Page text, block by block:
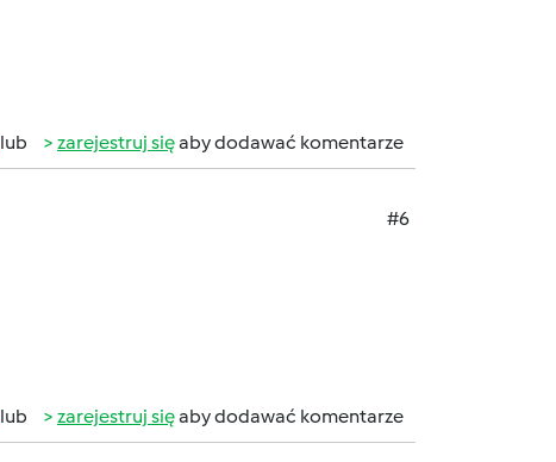
lub zarejestruj sięaby dodawać komentarze
#6
lub zarejestruj sięaby dodawać komentarze